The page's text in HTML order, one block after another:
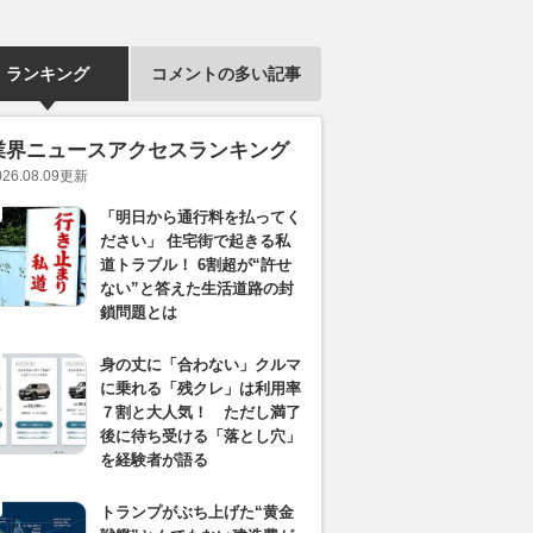
ランキング コメントの多い記事
界ニュースアクセスランキング
更新
「明日から通行料を払ってく
ださい」 住宅街で起きる私
道トラブル！ 6割超が“許せ
ない”と答えた生活道路の封
鎖問題とは
身の丈に「合わない」クルマ
に乗れる「残クレ」は利用率
７割と大人気！ ただし満了
後に待ち受ける「落とし穴」
を経験者が語る
トランプがぶち上げた“黄金